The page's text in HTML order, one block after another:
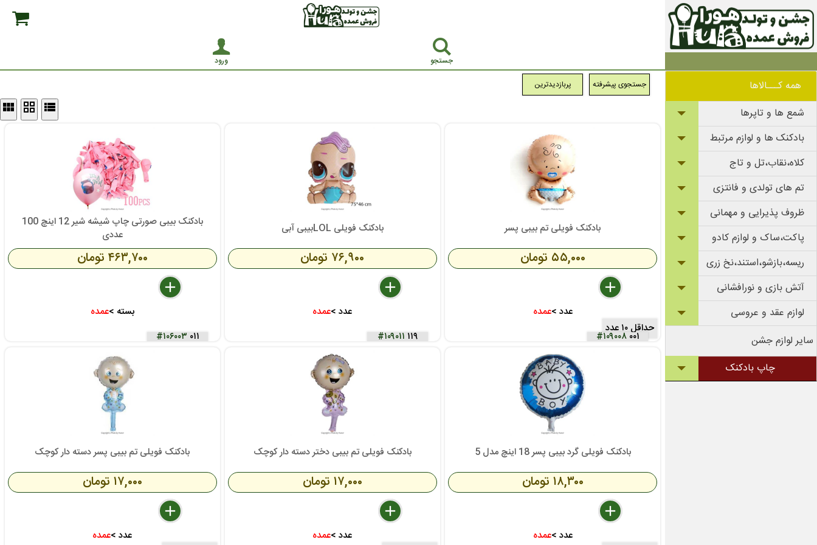
جستجو
ورود
جستجوی پیشرفته
پربازدیدترین
view_module grid_view view_list
بادکنک بیبی صورتی چاپ شیشه شیر 12 اینچ 100
عددی
۴۶۳,۷۰۰ تومان
delete
remove
add
بسته >عمده
#۱۰۶۰۰۳ ۰۱۱
بادکنک فویلی LOLبیبی آبی
۷۶,۹۰۰ تومان
delete
remove
add
عدد >عمده
#۱۰۹۰۱۱ ۱۱۹
بادکنک فویلی تم بیبی پسر
۵۵,۰۰۰ تومان
delete
remove
add
عدد >عمده
حداقل ۱۰ عدد
#۱۰۹۰۰۸۰۰۱
بادکنک فویلی تم بیبی پسر دسته دار کوچک
۱۷,۰۰۰ تومان
delete
remove
add
عدد >عمده
بادکنک فویلی تم بیبی دختر دسته دار کوچک
۱۷,۰۰۰ تومان
delete
remove
add
عدد >عمده
بادکنک فویلی گرد بیبی پسر 18 اینچ مدل 5
۱۸,۳۰۰ تومان
delete
remove
add
عدد >عمده
همه کـــالاها
شمع ها و تاپرها
بادکنک ها و لوازم مرتبط
کلاه،نقاب،تل و تاج
تم های تولدی و فانتزی
ظروف پذیرایی و مهمانی
پاکت،ساک و لوازم کادو
ریسه،بازشو،استند،نخ زری
آتش بازی و نورافشانی
لوازم عقد و عروسی
سایر لوازم جشن
چاپ بادکنک